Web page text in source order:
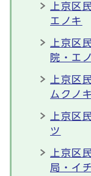
上京区
エノキ
上京区
院・エ
上京区
ムクノキ
上京区
ツ
上京区
局・イ